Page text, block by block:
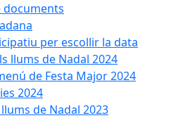
documents
per escollir la data
llums de Nadal 2024
de Festa Major 2024
2024
de Nadal 2023